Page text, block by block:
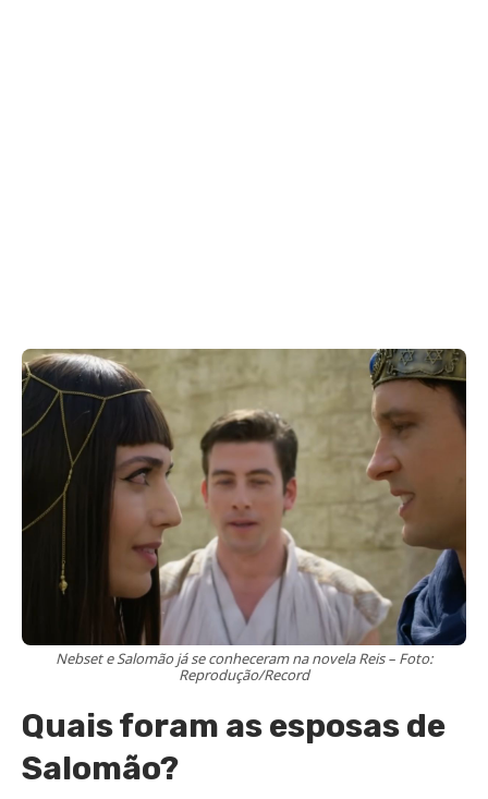
Nebset e Salomão já se conheceram na novela Reis – Foto:
Reprodução/Record
Quais foram as esposas de
Salomão?